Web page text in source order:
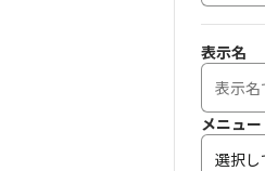
表示名
メニュー
選択し